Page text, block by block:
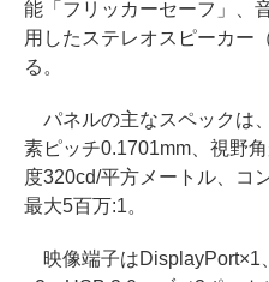
能「フリッカーセーフ」、
用したステレオスピーカー
る。
パネルの主なスペックは
素ピッチ0.1701mm、視野
度320cd/平方メートル、コ
最大5百万:1。
映像端子はDisplayPort×1